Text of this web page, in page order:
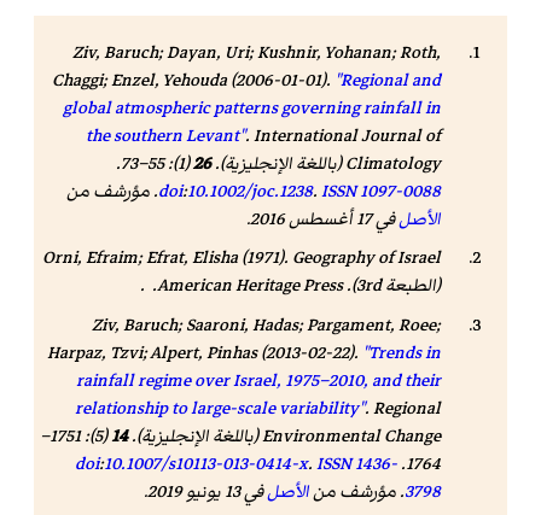
Ziv, Baruch; Dayan, Uri; Kushnir, Yohanan; Roth,
Chaggi; Enzel, Yehouda (2006-01-01). "Regional and
global atmospheric patterns governing rainfall in
the southern Levant".International Journal of
Climatology(باللغة الإنجليزية).26
(1): 55–73.
doi:10.1002/joc.1238.ISSN1097-0088
. مؤرشف من
الأصلفي 17 أغسطس 2016.
Orni, Efraim; Efrat, Elisha (1971). Geography of Israel
(الطبعة 3rd). American Heritage Press. .
Ziv, Baruch; Saaroni, Hadas; Pargament, Roee;
Harpaz, Tzvi; Alpert, Pinhas (2013-02-22). "Trends in
rainfall regime over Israel, 1975–2010, and their
relationship to large-scale variability".Regional
Environmental Change(باللغة الإنجليزية).14
(5): 1751–
1764.
doi:10.1007/s10113-013-0414-x.ISSN1436-
3798. مؤرشف منالأصلفي 13 يونيو 2019.